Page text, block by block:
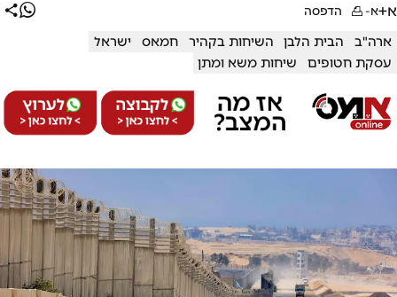
א+א- הדפסה
ארה"ב הבית הלבן השיחות בקהיר חמאס
ישראל
עסקת חטופים
שיחות משא ומתן